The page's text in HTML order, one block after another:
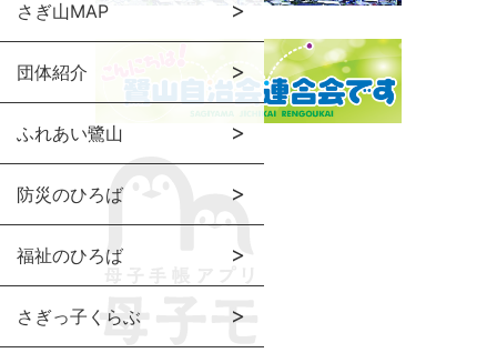
さぎ山MAP
団体紹介
ふれあい鷺山
防災のひろば
福祉のひろば
さぎっ子くらぶ